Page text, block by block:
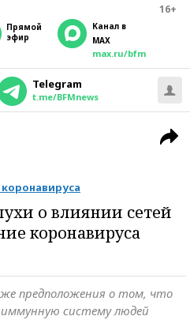
16+
прямой
эфир
Канал в
MAX
max.ru/bfm
Telegram
t.me/BFMnews
о влиянии сетей
коронавируса
предположения о том, что
иммунную систему людей